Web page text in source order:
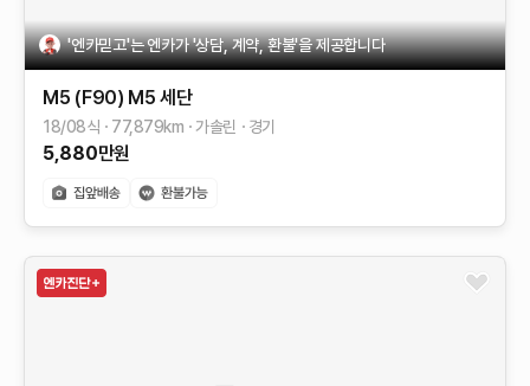
'엔카믿고'는 엔카가 '상담, 계약, 환불'을 제공합니다
M5 (F90) M5 세단
18/08식 77,879km 가솔린 경기
5,880만원